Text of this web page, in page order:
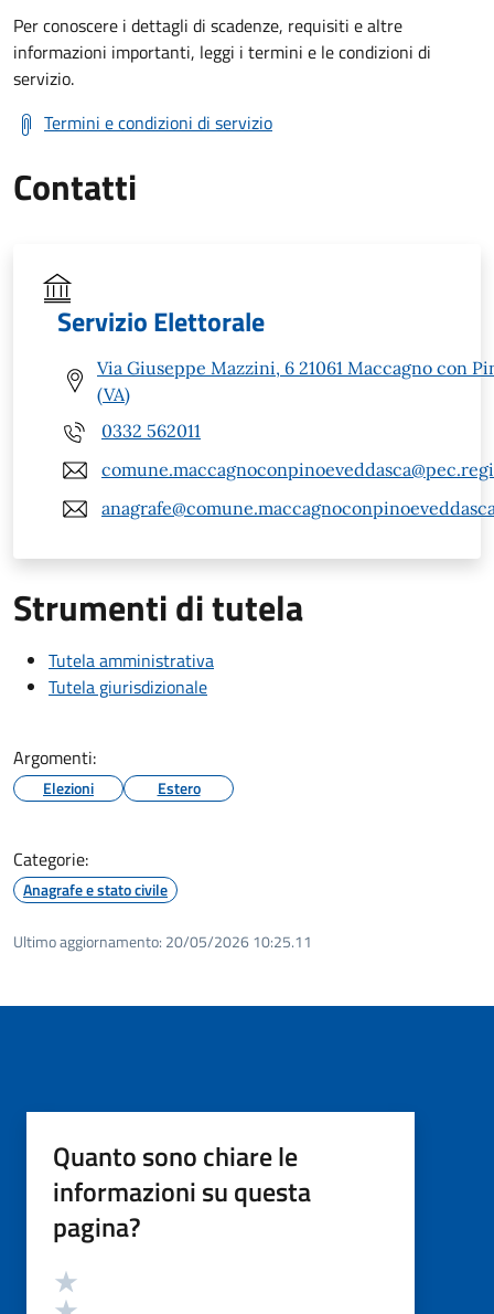
Per conoscere i dettagli di scadenze, requisiti e altre
informazioni importanti, leggi i termini e le condizioni di
servizio.
Termini e condizioni di servizio
Contatti
Servizio Elettorale
Via Giuseppe Mazzini, 6 21061 Maccagno con
(VA)
0332 562011
Strumenti di tutela
Tutela amministrativa
Tutela giurisdizionale
Argomenti:
Elezioni Estero
Categorie:
Anagrafe e stato civile
Ultimo aggiornamento: 20/05/2026 10:25.11
Quanto sono chiare le
informazioni su questa
pagina?
Valutazione